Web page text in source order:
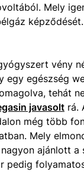
Mely
vény
egy egészség
tehát
javasolt rá.
még több
Mely
ajánlott
pedig